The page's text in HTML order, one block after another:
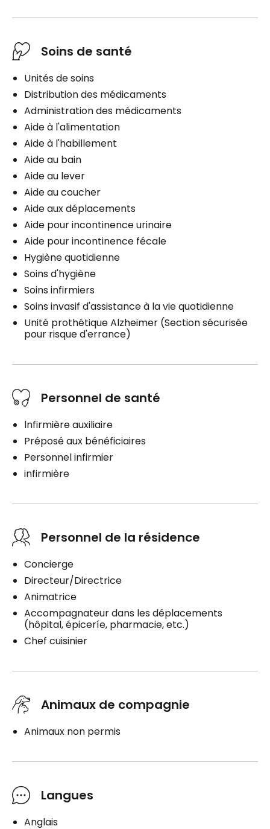
Soins de santé
Unités de soins
Distribution des médicaments
Administration des médicaments
Aide à l'alimentation
Aide à l'habillement
Aide au bain
Aide au lever
Aide au coucher
Aide aux déplacements
Aide pour incontinence urinaire
Aide pour incontinence fécale
Hygiène quotidienne
Soins d'hygiène
Soins infirmiers
Soins invasif d'assistance à la vie quotidienne
Unité prothétique Alzheimer (Section sécurisée
pour risque d'errance)
Personnel de santé
lnfirmière auxiliaire
Préposé aux bénéficiaires
Personnel infirmier
infirmière
Personnel de la résidence
Concierge
Directeur/Directrice
Animatrice
Accompagnateur dans les déplacements
(hôpital, épiceríe, pharmacie, etc.)
Chef cuisinier
Animaux de compagnie
Animaux non permis
Langues
Anglais